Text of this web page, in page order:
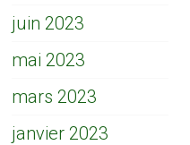
juin 2023
mai 2023
mars 2023
janvier 2023